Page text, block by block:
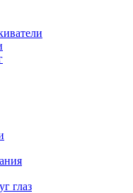
глаз